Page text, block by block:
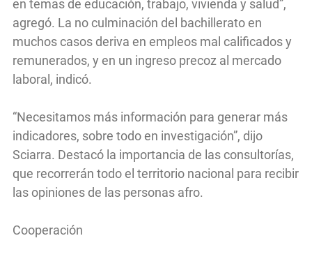
en temas de educación, trabajo, vivienda y salud”,
agregó. La no culminación del bachillerato en
muchos casos deriva en empleos mal calificados y
remunerados, y en un ingreso precoz al mercado
laboral, indicó.
“Necesitamos más información para generar más
indicadores, sobre todo en investigación”, dijo
Sciarra. Destacó la importancia de las consultorías,
que recorrerán todo el territorio nacional para recibir
las opiniones de las personas afro.
Cooperación